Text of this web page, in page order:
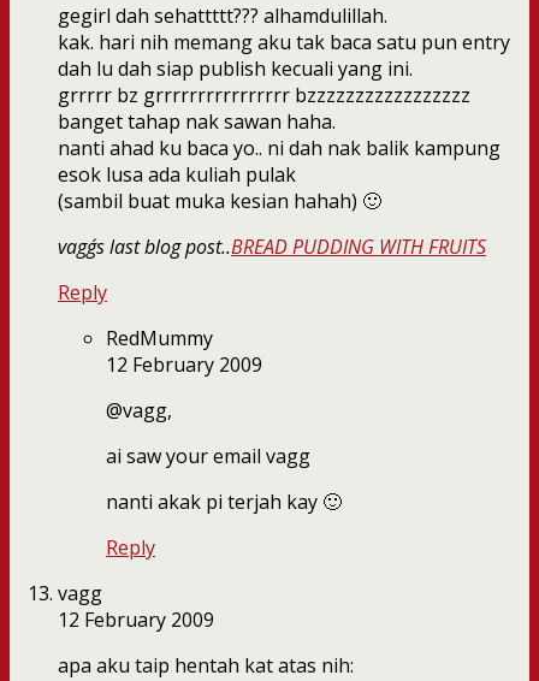
gegirl dah sehattttt??? alhamdulillah.
kak. hari nih memang aku tak baca satu pun entry
dah lu dah siap publish kecuali yang ini.
grrrrr bz grrrrrrrrrrrrrrrr bzzzzzzzzzzzzzzzzz
banget tahap nak sawan haha.
nanti ahad ku baca yo.. ni dah nak balik kampung
esok lusa ada kuliah pulak
(sambil buat muka kesian hahah) 🙂
vagg´s last blog post..BREAD PUDDING WITH FRUITS
Reply
RedMummy
12 February 2009
@vagg,
ai saw your email vagg
nanti akak pi terjah kay 🙂
Reply
vagg
12 February 2009
apa aku taip hentah kat atas nih: